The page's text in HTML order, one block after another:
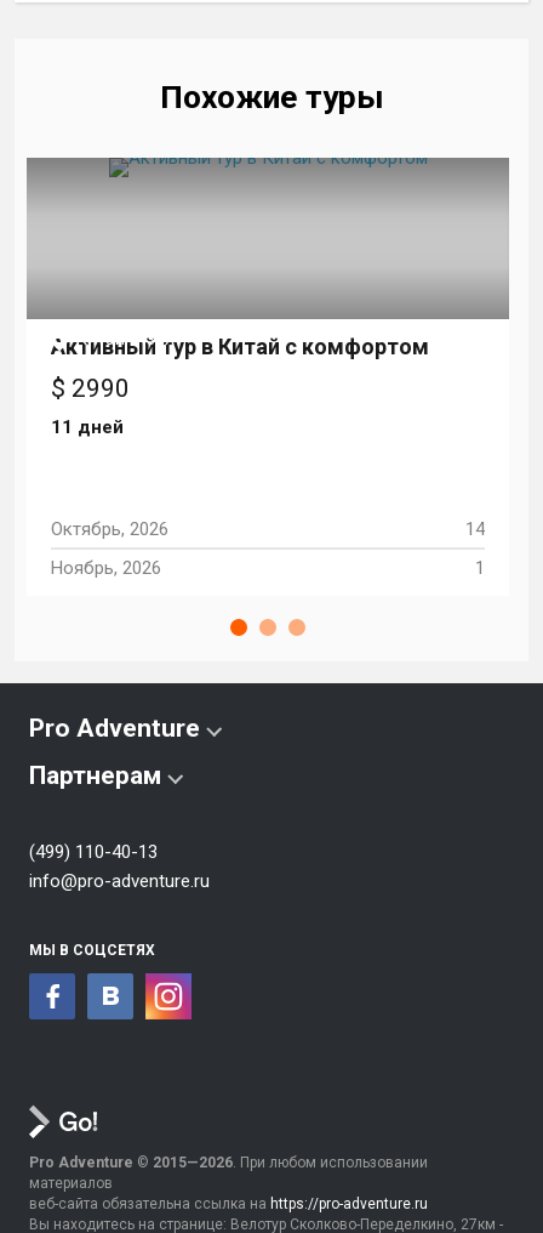
Похожие туры
Китай, Азия
Активный тур в Китай с комфортом
$ 2990
11 дней
Октябрь, 2026
14
Ноябрь, 2026
1
Pro Adventure
Партнерам
(499) 110-40-13
info@pro-adventure.ru
МЫ В СОЦСЕТЯХ
Pro Adventure © 2015—2026. При любом использовании
материалов
веб-сайта обязательна ссылка на https://pro-adventure.ru
Вы находитесь на странице: Велотур Сколково-Переделкино, 27км -